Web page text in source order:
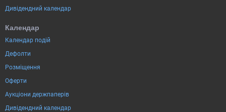
Дивідендний календар
Календар
Календар подій
Дефолти
Розміщення
Оферти
Аукціони держпаперів
Дивідендний календар